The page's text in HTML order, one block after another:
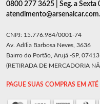
0800 277 3625 | Seg. a Sexta
CNPJ: 15.776.984/0001-74
Av. Adília Barbosa Neves, 3636
Bairro do Portão, Arujá -SP,
(RETIRADA DE MERCADORIA
PAGUE SUAS COMPRAS EM